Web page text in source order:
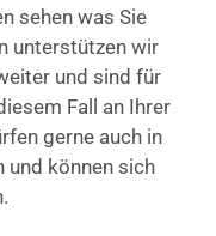
sehen was Sie
unterstützen wir
und sind für
Fall an Ihrer
gerne auch in
und können sich